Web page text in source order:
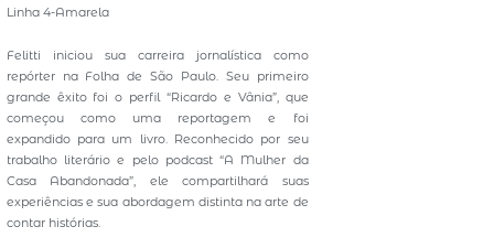
Linha 4-Amarela
Felitti iniciou sua carreira jornalística como
repórter na Folha de São Paulo. Seu primeiro
grande êxito foi o perfil “Ricardo e Vânia”, que
começou como uma reportagem e foi
expandido para um livro. Reconhecido por seu
trabalho literário e pelo podcast “A Mulher da
Casa Abandonada”, ele compartilhará suas
experiências e sua abordagem distinta na arte de
contar histórias.